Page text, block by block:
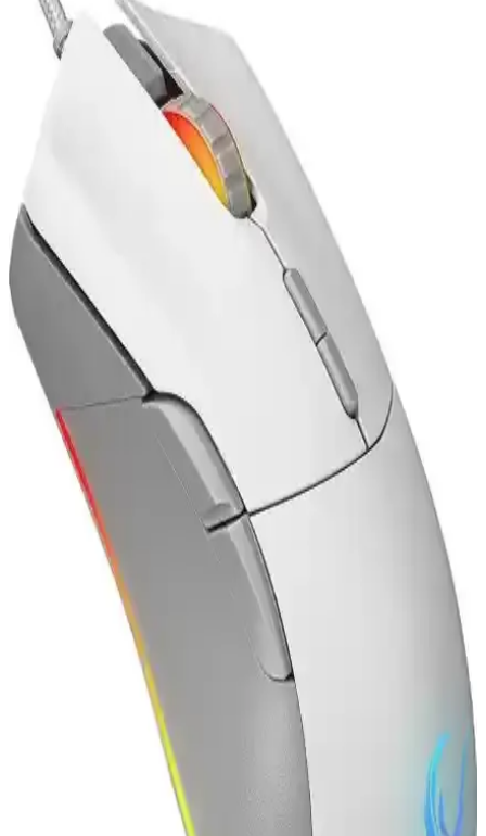
Bu karşılaştırmada, Glorious Model O ve Model O- farelerinin
özellikleri, kullanıcı yorumları ve performans detayları incelenerek
en uygun seçim yapılmasına yardımcı olunur.
Logitech G502 X ve G903 LIGHTSPEED
Karşılaştırması: Hangi Fare Sizin İçin Uygun
Logitech G502 X ve G903 LIGHTSPEED modellerinin detaylı
karşılaştırmasıyla, performans, özellikler ve kullanıcı deneyimleriyle
en iyi seçimi yapmanıza yardımcı oluyoruz.
Attack Shark R1 ve Rampage SMX-R47 Fareleri
Karşılaştırması: Özellikler ve Performans Analizi
İki popüler oyuncu faresini detaylı karşılaştırıyoruz: Attack Shark
R1 kablosuz ve Rampage SMX-R47 kablolu. Performans, tasarım
ve kullanıcı yorumlarıyla en uygun seçeneği belirleyin.
Claw's Nexus X1 ve Everest SM-GX21 Starty RGB
Oyuncu Fareleri Karşılaştırması
Claw's Nexus X1 ve Everest SM-GX21 Starty RGB fareleri, farklı
özellikler ve performans seviyeleriyle öne çıkıyor. DPI, tasarım ve
yazılım imkanları karşılaştırılarak en uygun seçim yapılabilir.
Ajazz AJ139 Pro Kablosuz Oyuncu Mouse: Yüksek
Performans ve Ergonomik Tasarım
Ajazz AJ139 Pro, yüksek DPI, hafif tasarım ve kablosuz bağlantı
özellikleriyle oyun deneyimini artıran profesyonel bir oyuncu
A4Tech XL-750BH ve Attack Shark X3 Pro:
Oyuncu Fareleri Karşılaştırması ve Özellikleri
İki popüler oyuncu faresi A4Tech XL-750BH ve Attack Shark X3
Pro'nun tasarım, performans ve kullanıcı deneyimleri detaylı analiz
edilerek en uygun seçim yapılmasına yardımcı olur.